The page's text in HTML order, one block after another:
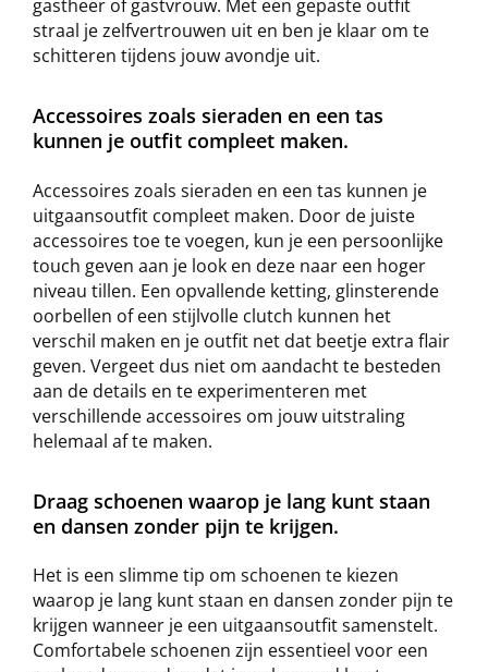
gastheer of gastvrouw. Met een gepaste outfit
straal je zelfvertrouwen uit en ben je klaar om te
schitteren tijdens jouw avondje uit.
Accessoires zoals sieraden en een tas
kunnen je outfit compleet maken.
Accessoires zoals sieraden en een tas kunnen je
uitgaansoutfit compleet maken. Door de juiste
accessoires toe te voegen, kun je een persoonlijke
touch geven aan je look en deze naar een hoger
niveau tillen. Een opvallende ketting, glinsterende
oorbellen of een stijlvolle clutch kunnen het
verschil maken en je outfit net dat beetje extra flair
geven. Vergeet dus niet om aandacht te besteden
aan de details en te experimenteren met
verschillende accessoires om jouw uitstraling
helemaal af te maken.
Draag schoenen waarop je lang kunt staan
en dansen zonder pijn te krijgen.
Het is een slimme tip om schoenen te kiezen
waarop je lang kunt staan en dansen zonder pijn te
krijgen wanneer je een uitgaansoutfit samenstelt.
Comfortabele schoenen zijn essentieel voor een